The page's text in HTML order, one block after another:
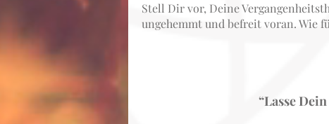
Stell Dir vor, Deine
ungehemmt und befreit voran. Wie
“Lasse